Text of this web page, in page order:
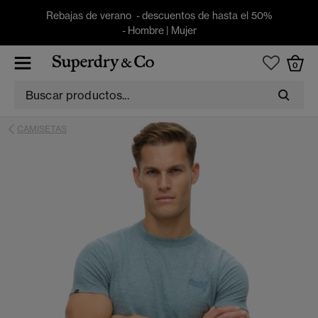
Rebajas de verano - descuentos de hasta el 50%
- Hombre| Mujer
0
CAMISETAS